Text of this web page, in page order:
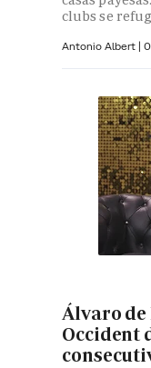
clubs se
Antonio Albert |
Álvaro
Occident